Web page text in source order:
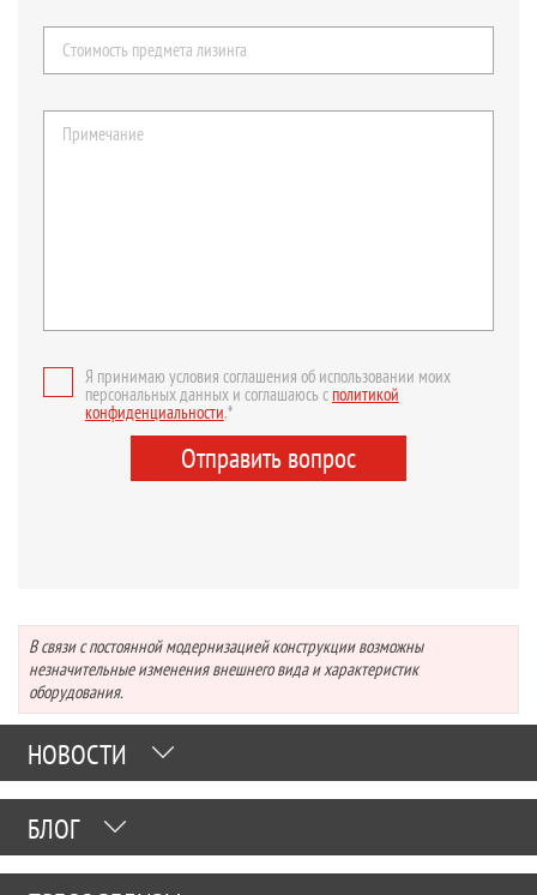
Я принимаю условия соглашения об использовании моих
персональных данных и соглашаюсь сполитикой
конфиденциальности.*
Отправить вопрос
В связи с постоянной модернизацией конструкции возможны
незначительные изменения внешнего вида и характеристик
оборудования.
НОВОСТИ
БЛОГ